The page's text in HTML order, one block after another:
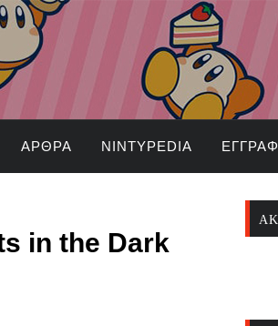
ΆΡΘΡΑ NINTYPEDIA
in the Dark